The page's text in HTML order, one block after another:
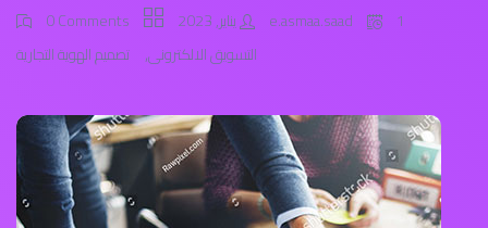
e.asmaa.saad 1 يناير, 2023
0 Comments
التسويق الالكترونى, تصميم الهوية التجارية